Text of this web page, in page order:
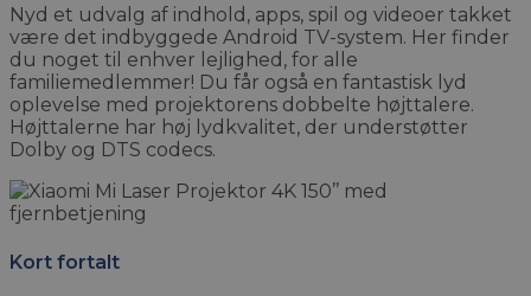
Nyd et udvalg af indhold, apps, spil og videoer takket
være det indbyggede Android TV-system. Her finder
du noget til enhver lejlighed, for alle
familiemedlemmer! Du får også en fantastisk lyd
oplevelse med projektorens dobbelte højttalere.
Højttalerne har høj lydkvalitet, der understøtter
Dolby og DTS codecs.
Kort fortalt